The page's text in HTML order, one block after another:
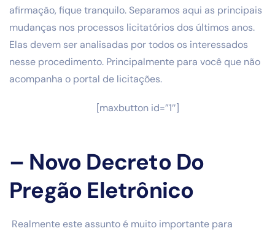
afirmação, fique tranquilo. Separamos aqui as principais
mudanças nos processos licitatórios dos últimos anos.
Elas devem ser analisadas por todos os interessados
nesse procedimento. Principalmente para você que não
acompanha o portal de licitações.
[maxbutton id=”1″]
– Novo Decreto Do
Pregão Eletrônico
Realmente este assunto é muito importante para